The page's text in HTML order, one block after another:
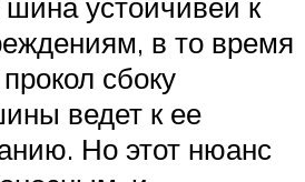
в то время
сбоку
ведет к ее
Но этот нюанс